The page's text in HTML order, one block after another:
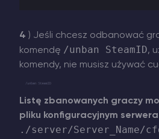
4 ) Jeśli chcesz odbanować
komendę /unban SteamID,
komendy, nie musisz używać
Listę zbanowanych graczy
pliku konfiguracyjnym
./server/Server_Name/